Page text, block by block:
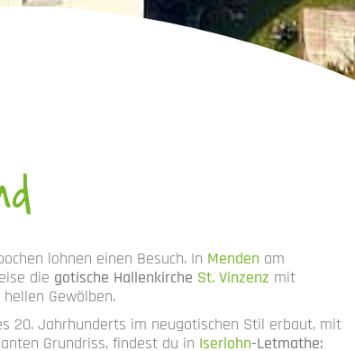
lohnen einen Besuch. In Menden am
die gotische Hallenkirche St. Vinzenz mit
Gewölben.
20. Jahrhunderts im neugotischen Stil erbaut, mit
Grundriss, findest du in Iserlohn-Letmathe: